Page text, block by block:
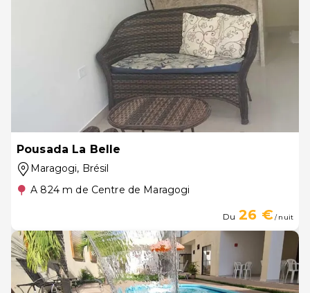
Pousada La Belle
Maragogi, Brésil
A 824 m de Centre de Maragogi
Du 26 €/ nuit